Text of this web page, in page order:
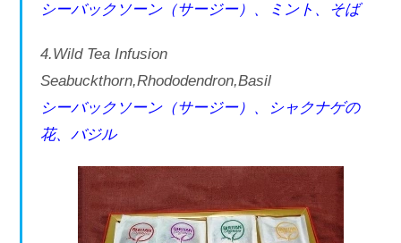
シーバックソーン（サージー）、ミント、そば
4.Wild Tea Infusion
Seabuckthorn,Rhododendron,Basil
シーバックソーン（サージー）、シャクナゲの
花、バジル